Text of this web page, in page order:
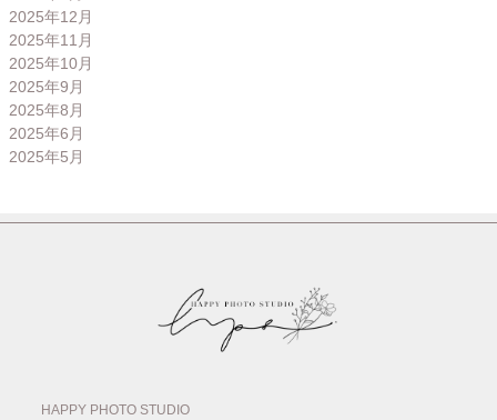
2025年12月
2025年11月
2025年10月
2025年9月
2025年8月
2025年6月
2025年5月
HAPPY PHOTO STUDIO